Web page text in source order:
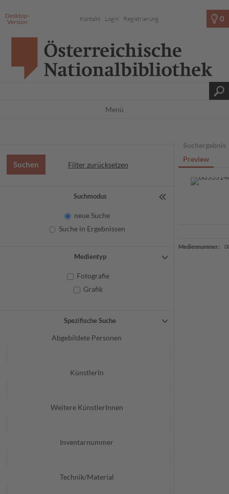
Desktop-
Version
Kontakt Login Registrierung 0
Menü
Filter zurücksetzen
Suchmodus
neue Suche
Suche in Ergebnissen
Medientyp
Fotografie
Grafik
Spezifische Suche
Abgebildete Personen
KünstlerIn
Weitere KünstlerInnen
Inventarnummer
Technik/Material
Suchergebnis
Preview
Mediennummer: